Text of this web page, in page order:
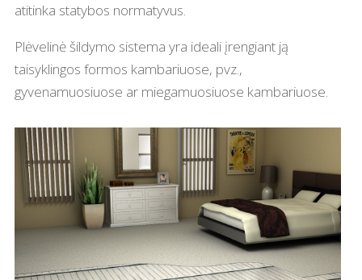
atitinka statybos normatyvus.
Plėvelinė šildymo sistema yra ideali įrengiant ją
taisyklingos formos kambariuose, pvz.,
gyvenamuosiuose ar miegamuosiuose kambariuose.